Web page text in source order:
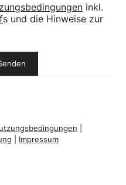
inkl.
s und die Hinweise zur
Impressum